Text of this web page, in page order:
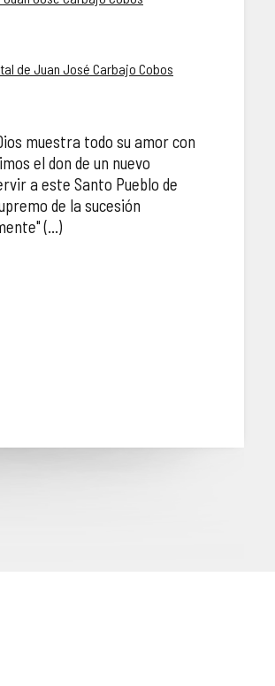
de Juan José Carbajo Cobos
muestra todo su amor con
el don de un nuevo
a este Santo Pueblo de
de la sucesión
(...)